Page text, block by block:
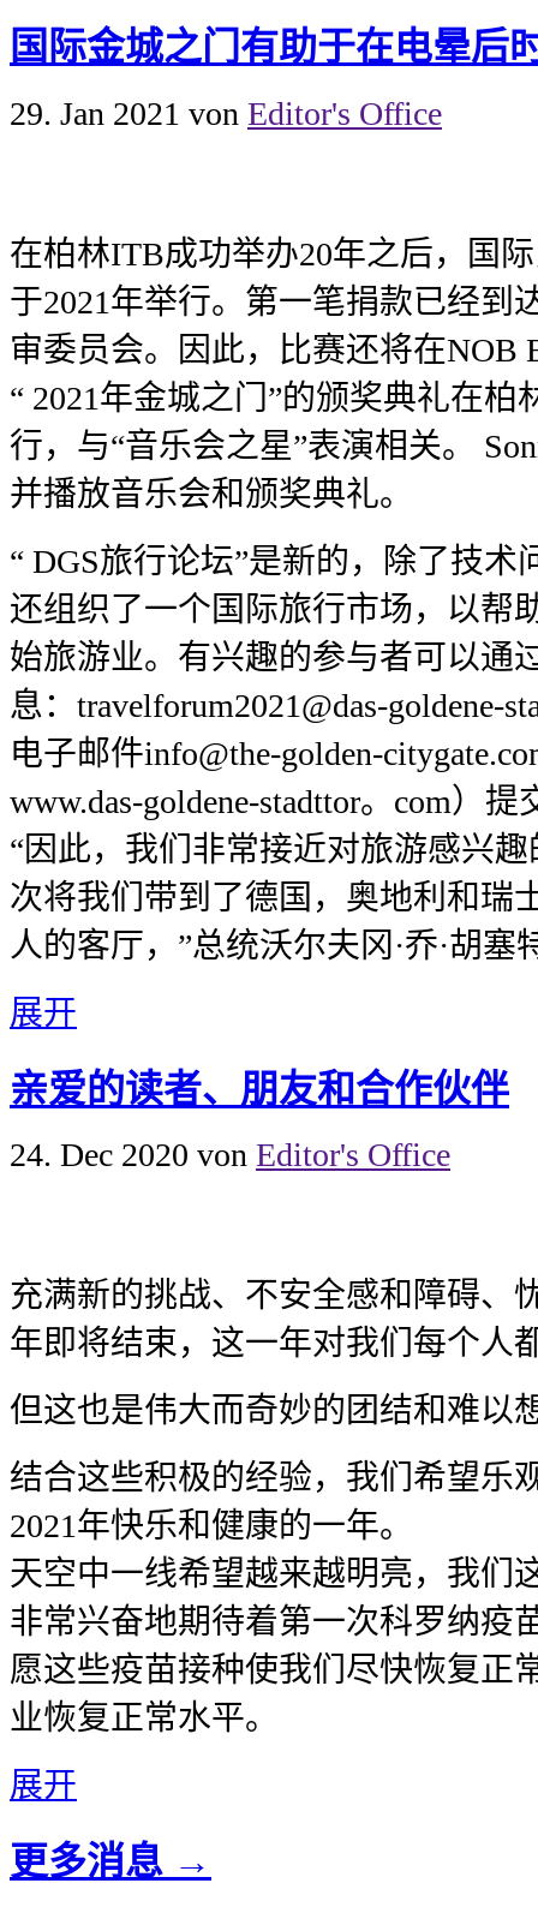
国际金城之门有助于在电晕后
29. Jan 2021 von Editor's Office
在柏林ITB成功举办20年之后，国
于2021年举行。第一笔捐款已经到
审委员会。因此，比赛还将在NOB
“ 2021年金城之门”的颁奖典礼在柏
行，与“音乐会之星”表演相关。
并播放音乐会和颁奖典礼。
“ DGS旅行论坛”是新的，除了技术
还组织了一个国际旅行市场，以帮
始旅游业。有兴趣的参与者可以通
息：travelforum2021@das-goldene-
电子邮件info@the-golden-
www.das-goldene-stadttor。com）
“因此，我们非常接近对旅游感兴
次将我们带到了德国，奥地利和瑞
人的客厅，”总统沃尔夫冈·乔·胡塞
展开
亲爱的读者、朋友和合作伙伴
24. Dec 2020 von Editor's Office
充满新的挑战、不安全感和障碍、
年即将结束，这一年对我们每个人
但这也是伟大而奇妙的团结和难以
结合这些积极的经验，我们希望乐
2021年快乐和健康的一年。
天空中一线希望越来越明亮，我们
非常兴奋地期待着第一次科罗纳疫
愿这些疫苗接种使我们尽快恢复正
业恢复正常水平。
展开
更多消息 →